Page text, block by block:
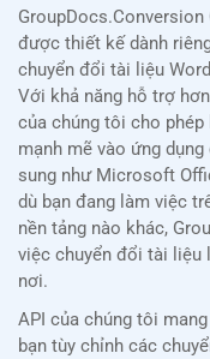
được thiết kế dành
chuyển đổi tài liệu
Với khả năng hỗ trợ
của chúng tôi cho
mạnh mẽ vào ứng
sung như Microsoft
dù bạn đang làm việc
nền tảng nào khác,
việc chuyển đổi tài liệu
nơi.
API của chúng tôi
bạn tùy chỉnh các